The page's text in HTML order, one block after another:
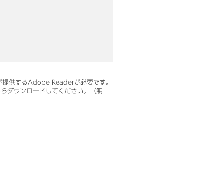
供するAdobe Readerが必要です。
ダウンロードしてください。（無